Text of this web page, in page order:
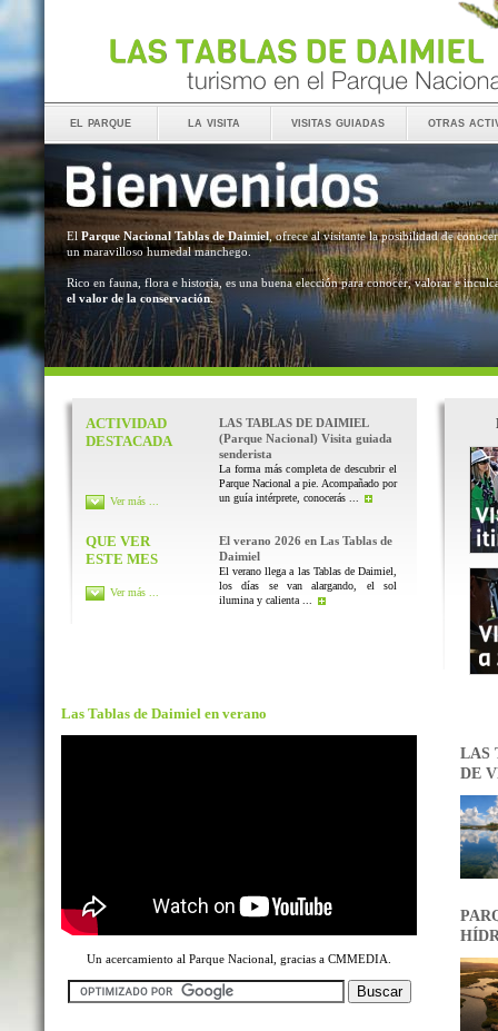
el parque la visita visitas guiadas otras
El Parque Nacional Tablas de Daimiel, ofrece al visitante la posibilidad de conocer
un maravilloso humedal manchego.
Rico en fauna, flora e historia, es una buena elección para conocer, valorar e
el valor de la conservación.
ACTIVIDAD
DESTACADA
LAS TABLAS DE DAIMIEL
(Parque Nacional) Visita guiada
senderista
La forma más completa de descubrir el
Parque Nacional a pie. Acompañado por
un guía intérprete, conocerás ...
Ver más ...
QUE VER
ESTE MES
El verano 2026 en Las Tablas de
Daimiel
El verano llega a las Tablas de Daimiel,
los días se van alargando, el sol
ilumina y calienta ...
Ver más ...
Las Tablas de Daimiel en verano
Un acercamiento al Parque Nacional, gracias a CMMEDIA.
LAS
DE